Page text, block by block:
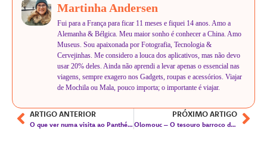
Martinha Andersen
Fui para a França para ficar 11 meses e fiquei 14 anos. Amo a
Alemanha & Bélgica. Meu maior sonho é conhecer a China. Amo
Museus. Sou apaixonada por Fotografia, Tecnologia &
Cervejinhas. Me considero a louca dos aplicativos, mas não devo
usar 20% deles. Ainda não aprendi a levar apenas o essencial nas
viagens, sempre exagero nos Gadgets, roupas e acessórios. Viajar
de Mochila ou Mala, pouco importa; o importante é viajar.
ARTIGO ANTERIOR
O que ver numa visita ao Panthéon em Paris
PRÓXIMO ARTIGO
Olomouc – O tesouro barroco da República Tcheca